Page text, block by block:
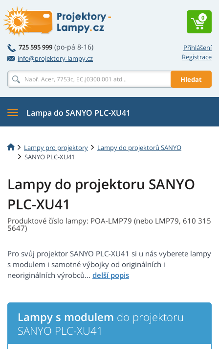
Přihlášení
Registrace
725 595 999 (po-pá 8-16)
info@projektory-lampy.cz
Hledat
0
Lampa do SANYO PLC-XU41
Lampy pro projektory
Lampy do projektorů SANYO
SANYO PLC-XU41
Lampy do projektoru SANYO
PLC-XU41
Produktové číslo lampy: POA-LMP79 (nebo LMP79, 610 315
5647)
Pro svůj projektor SANYO PLC-XU41 si u nás vyberete lampy
s modulem i samotné výbojky od originálních i
neoriginálních výrobců...
Lampy s modulem do projektoru
SANYO PLC-XU41